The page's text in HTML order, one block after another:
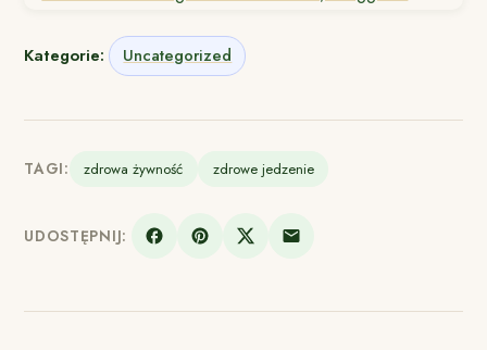
Kategorie: Uncategorized
TAGI: zdrowa żywność zdrowe jedzenie
UDOSTĘPNIJ: